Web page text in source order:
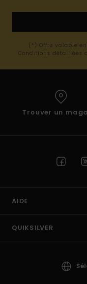
(*) Offre valable
Conditions détaillées
Trouver un
AIDE
QUIKSILVER